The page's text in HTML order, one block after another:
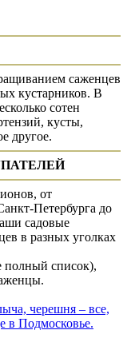
саженцев
кустарников. В
сотен
кусты,
другое.
от
Петербурга до
садовые
в разных уголках
полный список),
черешня – все,
в Подмосковье.